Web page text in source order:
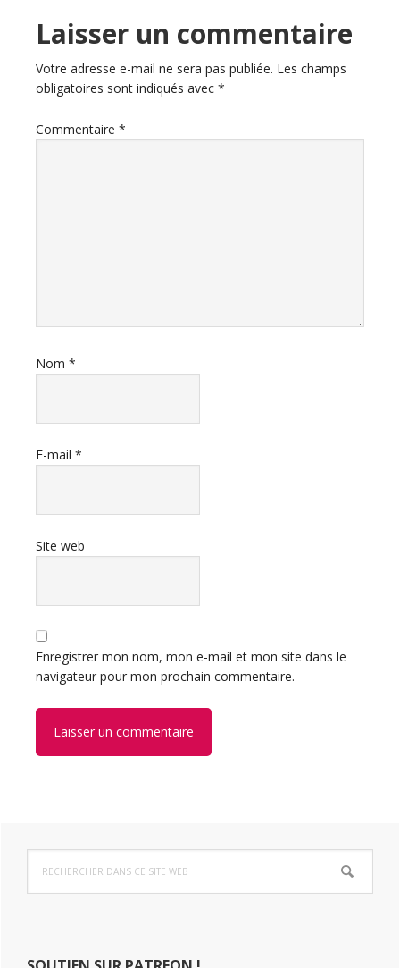
Laisser un commentaire
Votre adresse e-mail ne sera pas publiée. Les champs
obligatoires sont indiqués avec *
Commentaire *
Nom *
E-mail *
Site web
Enregistrer mon nom, mon e-mail et mon site dans le
navigateur pour mon prochain commentaire.
Barre
latérale
dans
ce